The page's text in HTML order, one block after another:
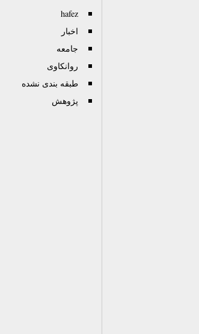
hafez
اخبار
جامعه
روانكاوی
طبقه بندی نشده
پژوهش